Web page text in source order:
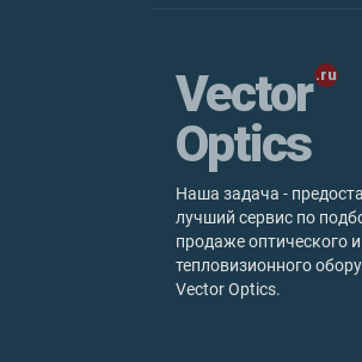
Vector
Optics
Наша задача -
лучший сервис по
продаже оптического и
тепловизионного
Vector Optics.